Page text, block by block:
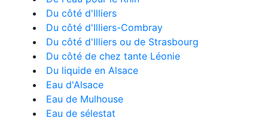
Du côté d'Illiers
Du côté d'Illiers-Combray
Du côté d'Illiers ou de Strasbourg
Du côté de chez tante Léonie
Du liquide en Alsace
Eau d'Alsace
Eau de Mulhouse
Eau de sélestat